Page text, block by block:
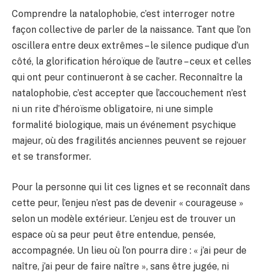
Comprendre la natalophobie, c’est interroger notre
façon collective de parler de la naissance. Tant que l’on
oscillera entre deux extrêmes – le silence pudique d’un
côté, la glorification héroïque de l’autre – ceux et celles
qui ont peur continueront à se cacher. Reconnaître la
natalophobie, c’est accepter que l’accouchement n’est
ni un rite d’héroïsme obligatoire, ni une simple
formalité biologique, mais un événement psychique
majeur, où des fragilités anciennes peuvent se rejouer
et se transformer.
Pour la personne qui lit ces lignes et se reconnaît dans
cette peur, l’enjeu n’est pas de devenir « courageuse »
selon un modèle extérieur. L’enjeu est de trouver un
espace où sa peur peut être entendue, pensée,
accompagnée. Un lieu où l’on pourra dire : « j’ai peur de
naître, j’ai peur de faire naître », sans être jugée, ni